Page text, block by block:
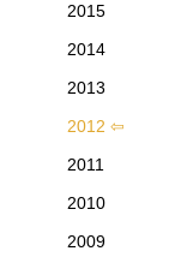
2015
2014
2013
2012
2011
2010
2009